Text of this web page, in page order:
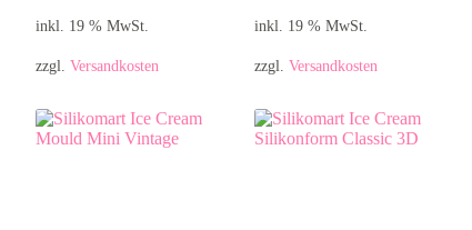
inkl. 19 % MwSt.
zzgl.Versandkosten
inkl. 19 % MwSt.
zzgl.Versandkosten